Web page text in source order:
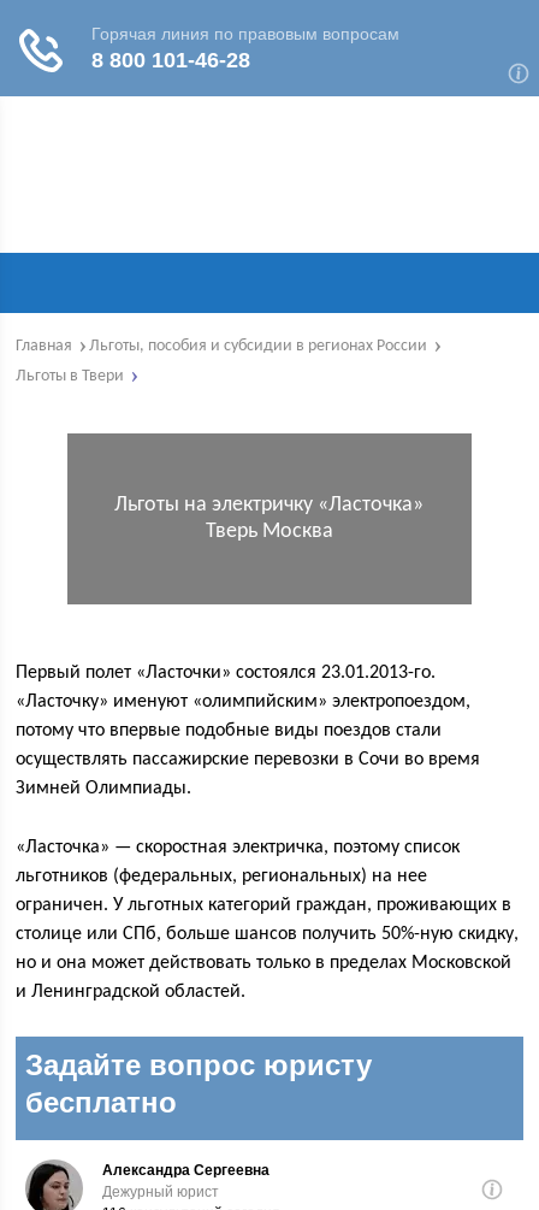
Главная
Льготы, пособия и субсидии в регионах России
Льготы в Твери
Льготы на электричку «Ласточка»
Тверь Москва
Первый полет «Ласточки» состоялся 23.01.2013-го.
«Ласточку» именуют «олимпийским» электропоездом,
потому что впервые подобные виды поездов стали
осуществлять пассажирские перевозки в Сочи во время
Зимней Олимпиады.
«Ласточка» — скоростная электричка, поэтому список
льготников (федеральных, региональных) на нее
ограничен. У льготных категорий граждан, проживающих в
столице или СПб, больше шансов получить 50%-ную скидку,
но и она может действовать только в пределах Московской
и Ленинградской областей.